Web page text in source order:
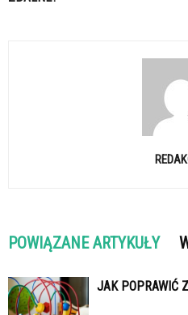
POWIĄZANE ARTYKUŁY
JAK POPRAWIĆ